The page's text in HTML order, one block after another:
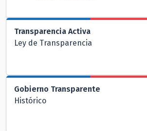
Transparencia Activa
Ley de Transparencia
Gobierno Transparente
Histórico